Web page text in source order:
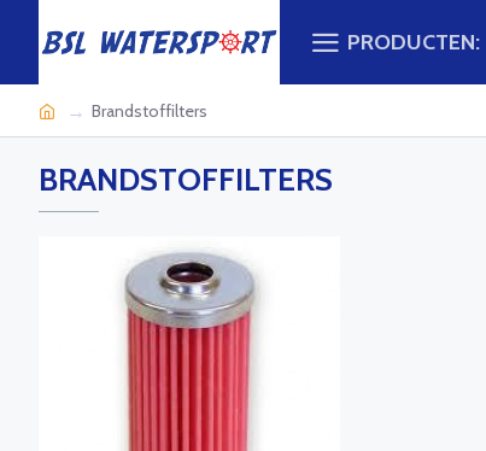
PRODUCTEN:
Brandstoffilters
BRANDSTOFFILTERS